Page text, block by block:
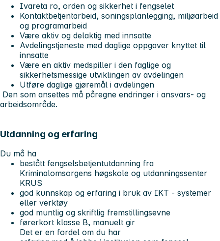
Ivareta ro, orden og sikkerhet i fengselet
Kontaktbetjentarbeid, soningsplanlegging, miljøarbeid
og programarbeid
Være aktiv og delaktig med innsatte
Avdelingstjeneste med daglige oppgaver knyttet til
innsatte
Være en aktiv medspiller i den faglige og
sikkerhetsmessige utviklingen av avdelingen
Utføre daglige gjøremål i avdelingen
Den som ansettes må påregne endringer i ansvars- og
arbeidsområde.
Utdanning og erfaring
Du må ha
bestått fengselsbetjentutdanning fra
Kriminalomsorgens høgskole og utdanningssenter
KRUS
god kunnskap og erfaring i bruk av IKT - systemer
eller verktøy
god muntlig og skriftlig fremstillingsevne
førerkort klasse B, manuelt gir
Det er en fordel om du har